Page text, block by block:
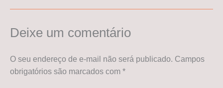
Deixe um comentário
O seu endereço de e-mail não será publicado. Campos
obrigatórios são marcados com *